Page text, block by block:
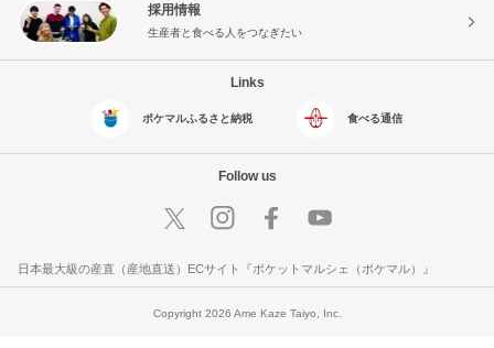
採用情報
生産者と食べる人をつなぎたい
Links
ポケマルふるさと納税 食べる通信
Follow us
日本最大級の産直（産地直送）ECサイト『ポケットマルシェ（ポケマル）』
Copyright 2026 Ame Kaze Taiyo, Inc.